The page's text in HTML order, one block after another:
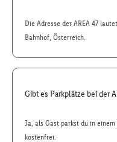
Die Adresse der AREA 47
Bahnhof, Österreich.
Gibt es Parkplätze bei der
Ja, als Gast parkst du in
kostenfrei.